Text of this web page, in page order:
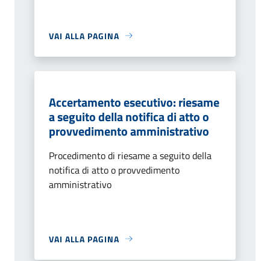
VAI ALLA PAGINA
Accertamento esecutivo: riesame
a seguito della notifica di atto o
provvedimento amministrativo
Procedimento di riesame a seguito della
notifica di atto o provvedimento
amministrativo
VAI ALLA PAGINA